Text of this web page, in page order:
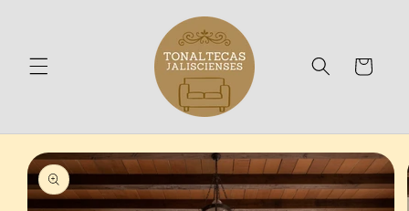
Carrito
Ir
directamente
a la
información
del producto